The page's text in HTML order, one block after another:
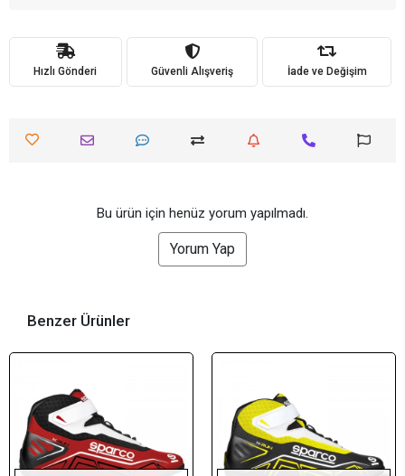
Hızlı Gönderi Güvenli Alışveriş İade ve Değişim
Bu ürün için henüz yorum yapılmadı.
Yorum Yap
Benzer Ürünler